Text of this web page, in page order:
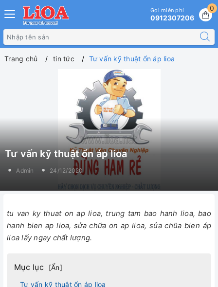
0
Gọi miễn phí
0912307206
Trang chủ tin tức Tư vấn kỹ thuật ổn áp lioa
Tư vấn kỹ thuật ổn áp lioa
Admin 24/12/2020
tu van ky thuat on ap lioa, trung tam bao hanh lioa, bao
hanh bien ap lioa, sửa chữa on ap lioa, sửa chũa bien áp
lioa lấy ngay chất lượng.
Mục lục [Ẩn]
Tư vấn kỹ thuật ổn áp lioa